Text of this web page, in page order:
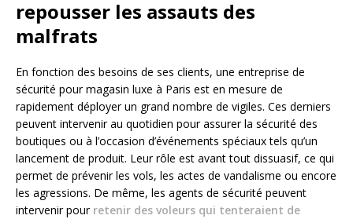
repousser les assauts des
malfrats
En fonction des besoins de ses clients, une entreprise de
sécurité pour magasin luxe à Paris est en mesure de
rapidement déployer un grand nombre de vigiles. Ces derniers
peuvent intervenir au quotidien pour assurer la sécurité des
boutiques ou à l’occasion d’événements spéciaux tels qu’un
lancement de produit. Leur rôle est avant tout dissuasif, ce qui
permet de prévenir les vols, les actes de vandalisme ou encore
les agressions. De même, les agents de sécurité peuvent
intervenir pour retenir des voleurs qui tenteraient de